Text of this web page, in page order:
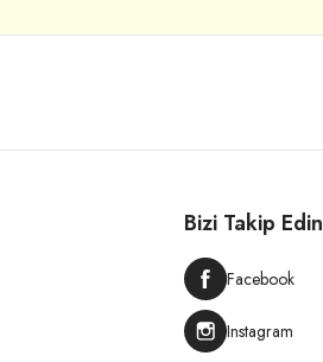
Bizi Takip Edin
Facebook
Instagram